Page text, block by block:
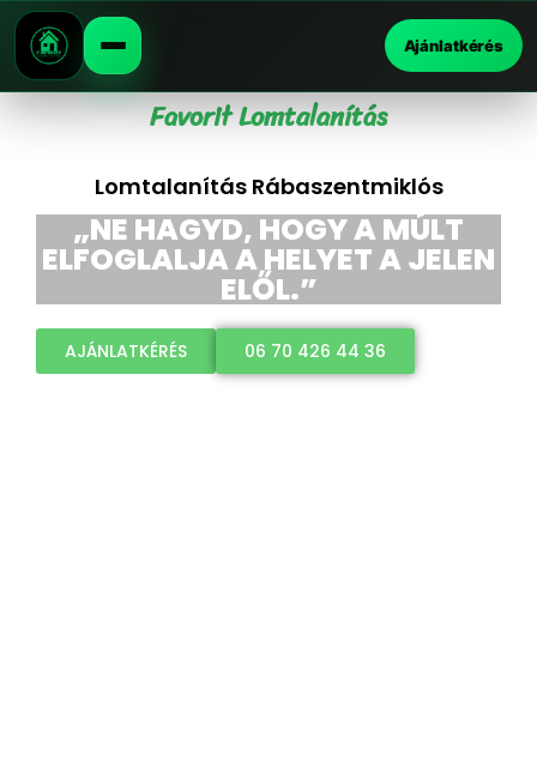
Ajánlatkérés
Favorit Lomtalanítás
Lomtalanítás Rábaszentmiklós
„NE HAGYD, HOGY A MÚLT
ELFOGLALJA A HELYET A JELEN
ELŐL.”
AJÁNLATKÉRÉS 06 70 426 44 36